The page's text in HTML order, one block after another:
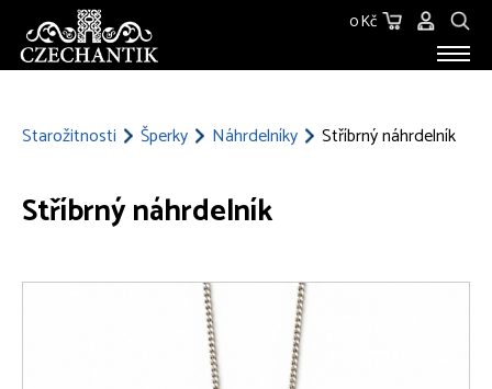
0 Kč
O NÁS
Starožitnosti Šperky Náhrdelníky Stříbrný náhrdelník
Stříbrný náhrdelník